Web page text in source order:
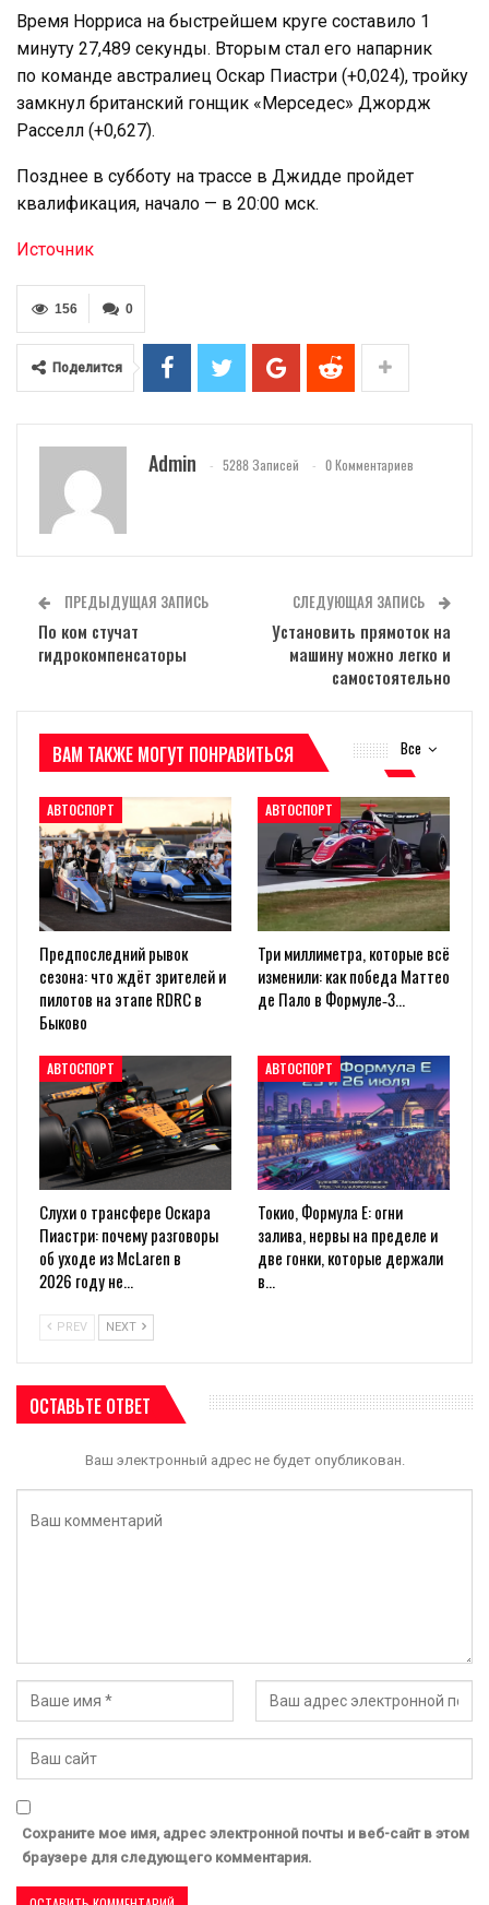
Время Норриса на быстрейшем круге составило 1
минуту 27,489 секунды. Вторым стал его напарник
по команде австралиец Оскар Пиастри (+0,024), тройку
замкнул британский гонщик «Мерседес» Джордж
Расселл (+0,627).
Позднее в субботу на трассе в Джидде пройдет
квалификация, начало — в 20:00 мск.
Источник
0
156
Поделится
Admin 5288 Записей 0 Комментариев
ПРЕДЫДУЩАЯ ЗАПИСЬ
По ком стучат
гидрокомпенсаторы
СЛЕДУЮЩАЯ ЗАПИСЬ
Установить прямоток на
машину можно легко и
самостоятельно
Все
ВАМ ТАКЖЕ МОГУТ ПОНРАВИТЬСЯ
АВТОСПОРТ
Предпоследний рывок
сезона: что ждёт зрителей и
пилотов на этапе RDRC в
Быково
АВТОСПОРТ
Три миллиметра, которые всё
изменили: как победа Маттео
де Пало в Формуле‑3…
АВТОСПОРТ
Слухи о трансфере Оскара
Пиастри: почему разговоры
об уходе из McLaren в
2026 году не…
АВТОСПОРТ
Токио, Формула E: огни
залива, нервы на пределе и
две гонки, которые держали
в…
PREV NEXT
ОСТАВЬТЕ ОТВЕТ
Ваш электронный адрес не будет опубликован.
Сохраните мое имя, адрес электронной почты и веб-сайт в этом
браузере для следующего комментария.